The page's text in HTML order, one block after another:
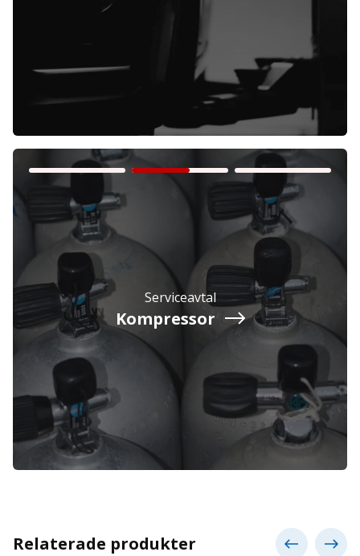
Företag Exkl. moms
Privatperson Inkl. moms
Serviceavtal
Kompressor
Relaterade produkter